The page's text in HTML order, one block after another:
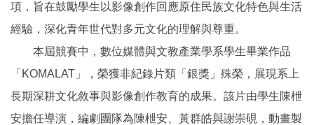
項，旨在鼓勵學生以影像創作回應原住民族文化特色與生活
經驗，深化青年世代對多元文化的理解與尊重。
本屆競賽中，數位媒體與文教產業學系學生畢業作品
「KOMALAT」，榮獲非紀錄片類「銀獎」殊榮，展現系上
長期深耕文化敘事與影像創作教育的成果。該片由學生陳枻
安擔任導演，編劇團隊為陳枻安、黃群皓與謝崇硯，動畫製